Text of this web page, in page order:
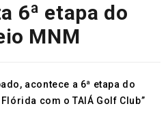
6ª etapa do
MNM
acontece a 6ª etapa do
com o TAIÁ Golf Club”